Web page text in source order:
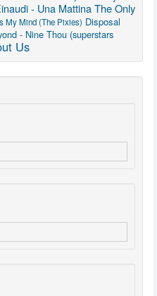
- Una MattinaThe Only
My Mind (The Pixies) Disposal
- Nine Thou (superstars
Us